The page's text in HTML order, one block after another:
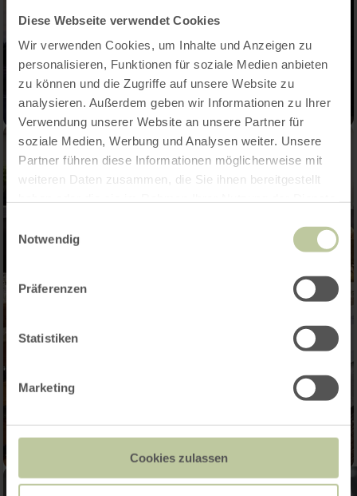
Diese Webseite verwendet Cookies
Wir verwenden Cookies, um Inhalte und Anzeigen zu
personalisieren, Funktionen für soziale Medien anbieten
zu können und die Zugriffe auf unsere Website zu
analysieren. Außerdem geben wir Informationen zu Ihrer
Verwendung unserer Website an unsere Partner für
soziale Medien, Werbung und Analysen weiter. Unsere
Partner führen diese Informationen möglicherweise mit
weiteren Daten zusammen, die Sie ihnen bereitgestellt
Notwendig
Präferenzen
Statistiken
Marketing
Cookies zulassen